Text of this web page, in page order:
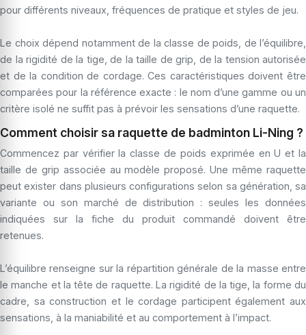
pour différents niveaux, fréquences de pratique et styles de jeu.
Le choix dépend notamment de la classe de poids, de l’équilibre,
de la rigidité de la tige, de la taille de grip, de la tension autorisée
et de la condition de cordage. Ces caractéristiques doivent être
comparées pour la référence exacte : le nom d’une gamme ou un
critère isolé ne suffit pas à prévoir les sensations d’une raquette.
Comment choisir sa raquette de badminton Li-Ning ?
Commencez par vérifier la classe de poids exprimée en U et la
taille de grip associée au modèle proposé. Une même raquette
peut exister dans plusieurs configurations selon sa génération, sa
variante ou son marché de distribution : seules les données
indiquées sur la fiche du produit commandé doivent être
retenues.
L’équilibre renseigne sur la répartition générale de la masse entre
le manche et la tête de raquette. La rigidité de la tige, la forme du
cadre, sa construction et le cordage participent également aux
sensations, à la maniabilité et au comportement à l’impact.